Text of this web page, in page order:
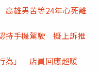
雄男苦等24年心死離
持手機駕駛 擬上訴推
為」 店員回應超暖